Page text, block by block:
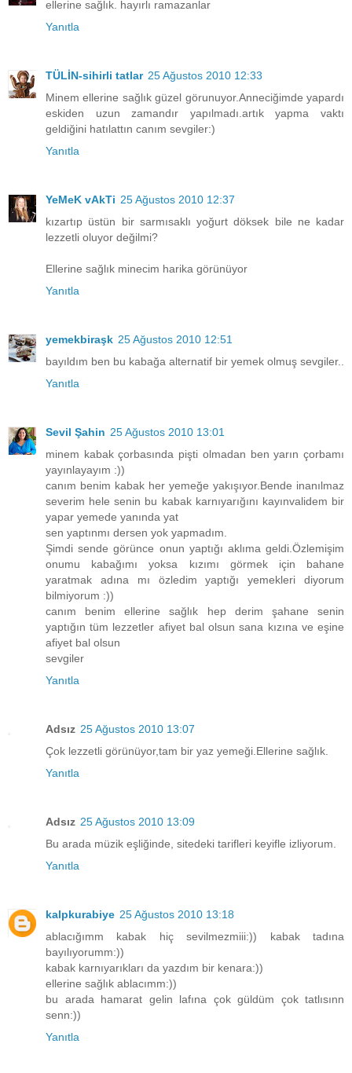
ellerine sağlık. hayırlı ramazanlar
Yanıtla
TÜLİN-sihirli tatlar 25 Ağustos 2010 12:33
Minem ellerine sağlık güzel görunuyor.Anneciğimde yapardı
eskiden uzun zamandır yapılmadı.artık yapma vaktı
geldiğini hatılattın canım sevgiler:)
Yanıtla
YeMeK vAkTi 25 Ağustos 2010 12:37
kızartıp üstün bir sarmısaklı yoğurt döksek bile ne kadar
lezzetli oluyor değilmi?
Ellerine sağlık minecim harika görünüyor
Yanıtla
yemekbiraşk 25 Ağustos 2010 12:51
bayıldım ben bu kabağa alternatif bir yemek olmuş sevgiler..
Yanıtla
Sevil Şahin 25 Ağustos 2010 13:01
minem kabak çorbasında pişti olmadan ben yarın çorbamı
yayınlayayım :))
canım benim kabak her yemeğe yakışıyor.Bende inanılmaz
severim hele senin bu kabak karnıyarığını kayınvalidem bir
yapar yemede yanında yat
sen yaptınmı dersen yok yapmadım.
Şimdi sende görünce onun yaptığı aklıma geldi.Özlemişim
onumu kabağımı yoksa kızımı görmek için bahane
yaratmak adına mı özledim yaptığı yemekleri diyorum
bilmiyorum :))
canım benim ellerine sağlık hep derim şahane senin
yaptığın tüm lezzetler afiyet bal olsun sana kızına ve eşine
afiyet bal olsun
sevgiler
Yanıtla
Adsız 25 Ağustos 2010 13:07
Çok lezzetli görünüyor,tam bir yaz yemeği.Ellerine sağlık.
Yanıtla
Adsız 25 Ağustos 2010 13:09
Bu arada müzik eşliğinde, sitedeki tarifleri keyifle izliyorum.
Yanıtla
kalpkurabiye 25 Ağustos 2010 13:18
ablacığımm kabak hiç sevilmezmiii:)) kabak tadına
bayılıyorumm:))
kabak karnıyarıkları da yazdım bir kenara:))
ellerine sağlık ablacımm:))
bu arada hamarat gelin lafına çok güldüm çok tatlısınn
senn:))
Yanıtla